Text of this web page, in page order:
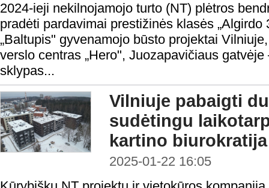
2024-ieji nekilnojamojo turto (NT) plėtros
pradėti pardavimai prestižinės klasės
„Baltupis" gyvenamojo būsto projektai
verslo centras „Hero", Juozapavičiaus
sklypas...
Vilniuje pabaigti
sudėtingu
kartino biurokratija
2025-01-22 16:05